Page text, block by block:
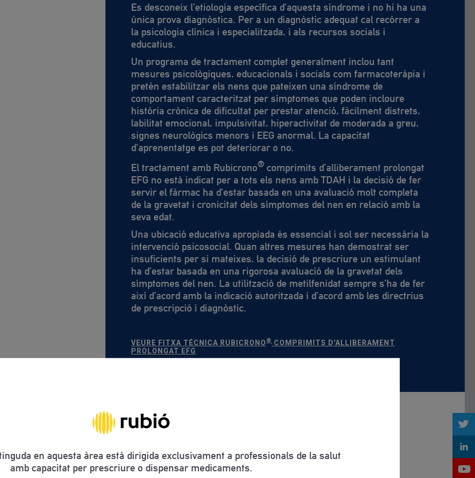
Es desconeix l’etiologia específica d’aquesta síndrome i no hi ha una
única prova diagnòstica. Per a un diagnòstic adequat cal recórrer a
la psicologia clínica i especialitzada, i als recursos socials i
educatius.
Un programa de tractament complet generalment inclou tant
mesures psicològiques, educacionals i socials com farmacoteràpia i
pretén estabilitzar els nens que pateixen una síndrome de
comportament caracteritzat per símptomes que poden incloure
història crònica de dificultat per prestar atenció, fàcilment distrets,
labilitat emocional, impulsivitat, hiperactivitat de moderada a greu,
signes neurològics menors i EEG anormal. La capacitat
d’aprenentatge es pot deteriorar o no.
El tractament amb Rubicrono® comprimits d’alliberament prolongat
EFG no està indicat per a tots els nens amb TDAH i la decisió de fer
servir el fàrmac ha d’estar basada en una avaluació molt completa
de la gravetat i cronicitat dels símptomes del nen en relació amb la
seva edat.
Una ubicació educativa apropiada és essencial i sol ser necessària la
intervenció psicosocial. Quan altres mesures han demostrat ser
insuficients per si mateixes, la decisió de prescriure un estimulant
ha d’estar basada en una rigorosa avaluació de la gravetat dels
símptomes del nen. La utilització de metilfenidat sempre s’ha de fer
així d’acord amb la indicació autoritzada i d’acord amb les directrius
de prescripció i diagnòstic.
VEURE FITXA TÉCNICA RUBICRONO ® COMPRIMITS D'ALLIBERAMENT
PROLONGAT EFG
en aquesta àrea està dirigida exclusivament a professionals de la salut
amb capacitat per prescriure o dispensar medicaments.